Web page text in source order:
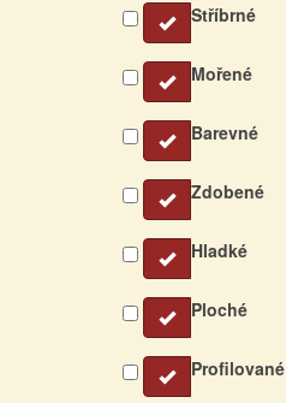
Stříbrné
Mořené
Barevné
Zdobené
Hladké
Ploché
Profilované